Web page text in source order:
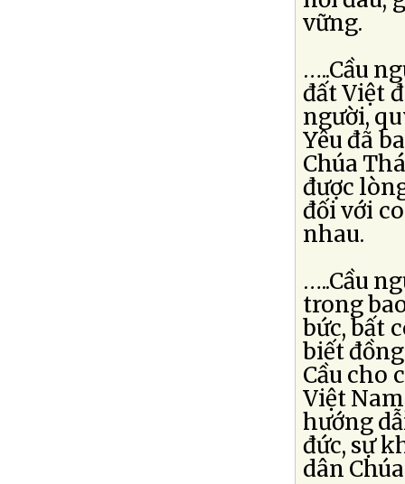
vững.
…..Cầu
đất Việt
người,
Yêu đã
Chúa
được
đối với
nhau.
…..Cầu
trong
bức, bất
biết
Cầu cho
Việt
hướng
đức, sự
dân